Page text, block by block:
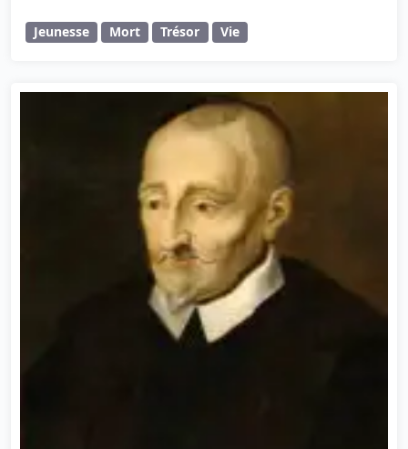
Jeunesse Mort Trésor Vie